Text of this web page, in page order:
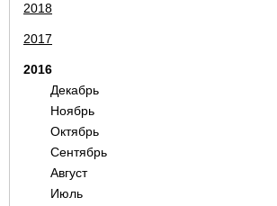
2018
2017
2016
Декабрь
Ноябрь
Октябрь
Сентябрь
Август
Июль